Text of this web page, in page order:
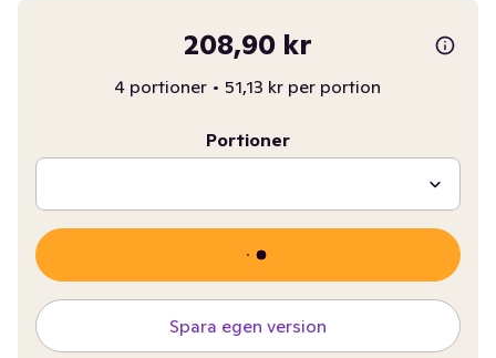
208,90 kr
4 portioner • 51,13 kr per portion
Portioner
Spara egen version